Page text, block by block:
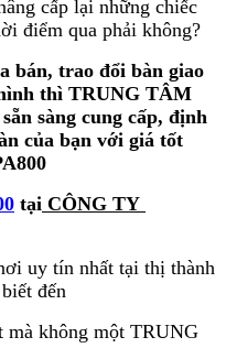
ĐỒNG
BẠN"
CŨ,
được xác nhận là
phụ kiện âm nhạc uy
cấp lại những chiếc
điểm qua phải không?
bán, trao đổi bàn giao
thì TRUNG TÂM
sàng cung cấp, định
của bạn với giá tốt
tại CÔNG TY
tín nhất tại thị thành
đến
không một TRUNG